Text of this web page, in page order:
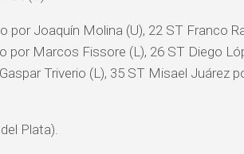
por Joaquín Molina (U), 22 ST Franco
por Marcos Fissore (L), 26 ST Diego
Triverio (L), 35 ST Misael Juárez
Plata).